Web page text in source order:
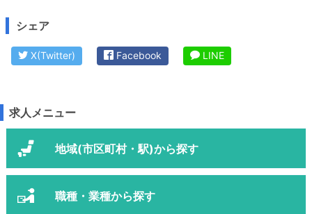
シェア
X(Twitter) Facebook LINE
求人メニュー
地域(市区町村・駅)から探す
職種・業種から探す